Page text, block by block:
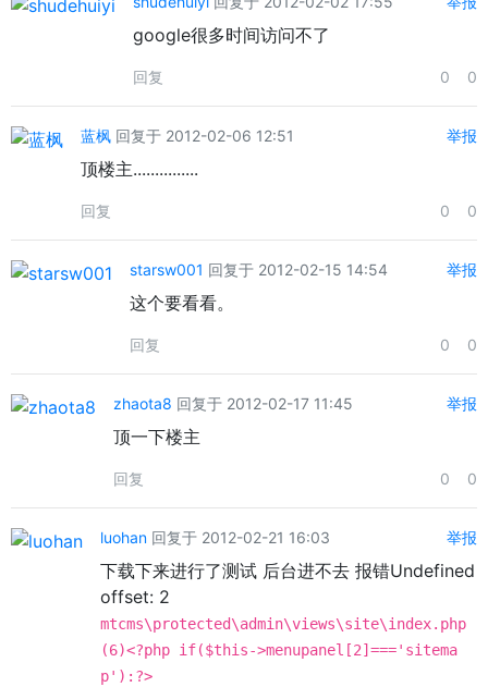
google很多时间访问不了
回复 0 0
蓝枫 回复于 2012-02-06 12:51 举报
顶楼主...............
回复 0 0
starsw001 回复于 2012-02-15 14:54 举报
这个要看看。
回复 0 0
zhaota8 回复于 2012-02-17 11:45 举报
顶一下楼主
回复 0 0
luohan 回复于 2012-02-21 16:03 举报
下载下来进行了测试 后台进不去 报错Undefined
offset: 2
mtcms\protected\admin\views\site\index.php
(6)<?php if($this->menupanel[2]==='sitema
p'):?>